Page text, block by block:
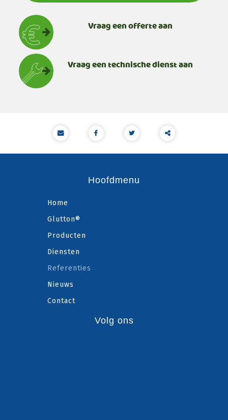
Vraag een offerte aan
Vraag een technische dienst aan
Hoofdmenu
Home
Glutton®
Producten
Diensten
Referenties
Nieuws
Contact
Volg ons